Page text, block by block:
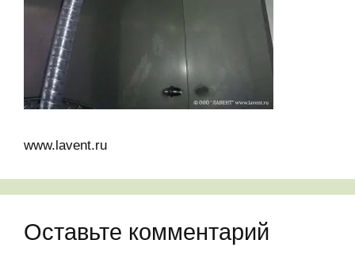
www.lavent.ru
Оставьте комментарий